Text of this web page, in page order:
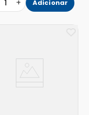
1 + Adicionar